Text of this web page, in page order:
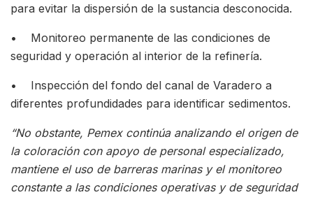
para evitar la dispersión de la sustancia desconocida.
• Monitoreo permanente de las condiciones de
seguridad y operación al interior de la refinería.
• Inspección del fondo del canal de Varadero a
diferentes profundidades para identificar sedimentos.
“No obstante, Pemex continúa analizando el origen de
la coloración con apoyo de personal especializado,
mantiene el uso de barreras marinas y el monitoreo
constante a las condiciones operativas y de seguridad